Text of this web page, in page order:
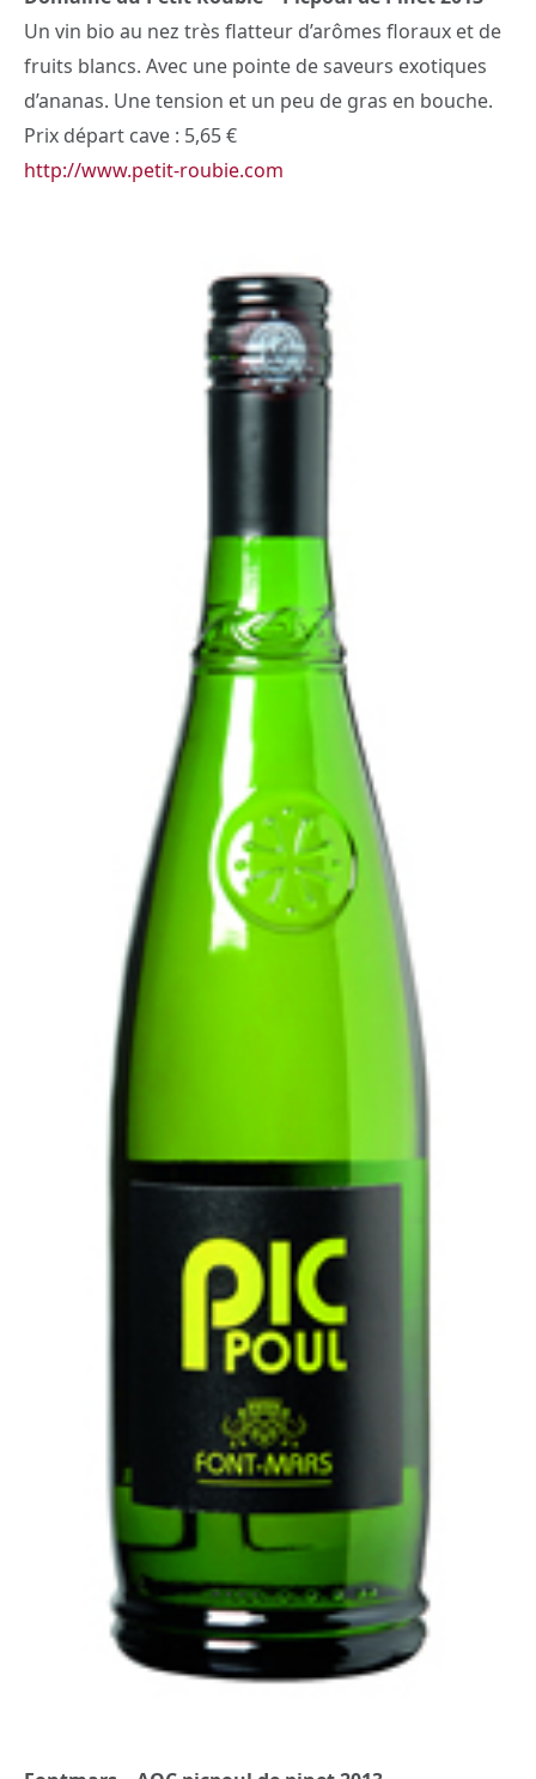
Un vin bio au nez très flatteur d’arômes floraux et de
fruits blancs. Avec une pointe de saveurs exotiques
d’ananas. Une tension et un peu de gras en bouche.
Prix départ cave : 5,65 €
http://www.petit-roubie.com